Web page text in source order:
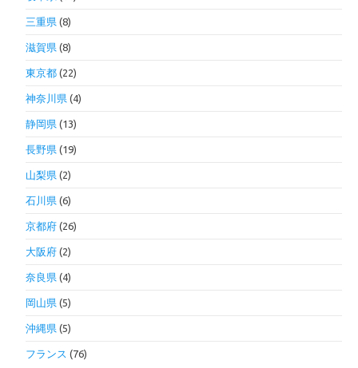
三重県 (8)
滋賀県 (8)
東京都 (22)
神奈川県 (4)
静岡県 (13)
長野県 (19)
山梨県 (2)
石川県 (6)
京都府 (26)
大阪府 (2)
奈良県 (4)
岡山県 (5)
沖縄県 (5)
フランス (76)